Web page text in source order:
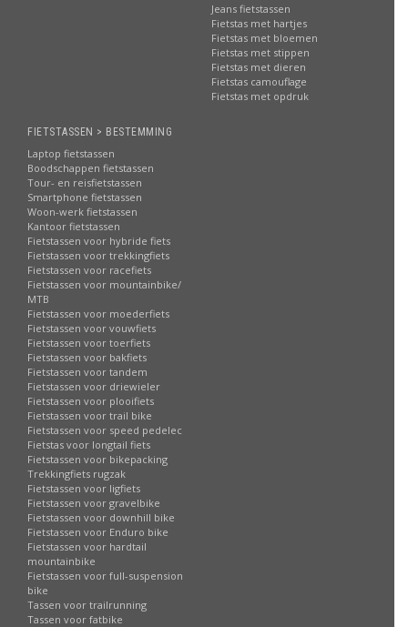
Jeans fietstassen
Fietstas met hartjes
Fietstas met bloemen
Fietstas met stippen
Fietstas met dieren
Fietstas camouflage
Fietstas met opdruk
FIETSTASSEN > BESTEMMING
Laptop fietstassen
Boodschappen fietstassen
Tour- en reisfietstassen
Smartphone fietstassen
Woon-werk fietstassen
Kantoor fietstassen
Fietstassen voor hybride fiets
Fietstassen voor trekkingfiets
Fietstassen voor racefiets
Fietstassen voor mountainbike/
MTB
Fietstassen voor moederfiets
Fietstassen voor vouwfiets
Fietstassen voor toerfiets
Fietstassen voor bakfiets
Fietstassen voor tandem
Fietstassen voor driewieler
Fietstassen voor plooifiets
Fietstassen voor trail bike
Fietstassen voor speed pedelec
Fietstas voor longtail fiets
Fietstassen voor bikepacking
Trekkingfiets rugzak
Fietstassen voor ligfiets
Fietstassen voor gravelbike
Fietstassen voor downhill bike
Fietstassen voor Enduro bike
Fietstassen voor hardtail
mountainbike
Fietstassen voor full-suspension
bike
Tassen voor trailrunning
Tassen voor fatbike